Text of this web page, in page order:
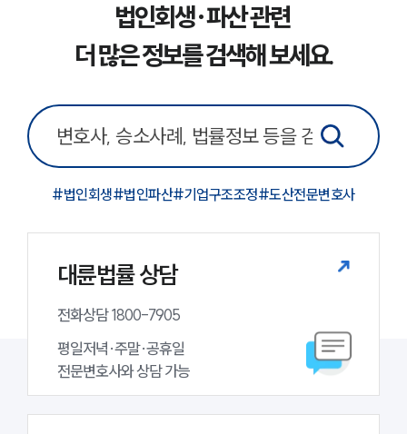
그룹소개
그룹소개
대륜의 강점
오시는 길
고객의 소리
AI대륜
업무사례
주요 업무사례
사례분석/최신동향
법률정보
법률지식인
법인회생·파산 관련
더 많은 정보를 검색해 보세요.
#법인회생#법인파산#기업구조조정#도산전문변호사
대륜법률 상담
전화상담 1800-7905
평일저녁·주말·공휴일
전문변호사와 상담 가능